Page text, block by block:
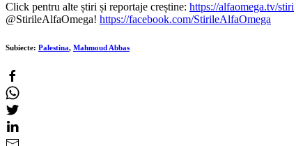
Click pentru alte știri și reportaje creștine: https://alfaomega.tv/stiri
@StirileAlfaOmega! https://facebook.com/StirileAlfaOmega
Subiecte: Palestina, Mahmoud Abbas